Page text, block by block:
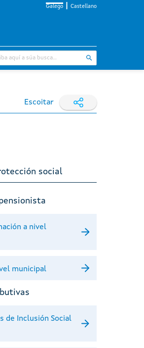
Galego Castellano
Escoitar
social
a nivel
municipal
de Inclusión Social